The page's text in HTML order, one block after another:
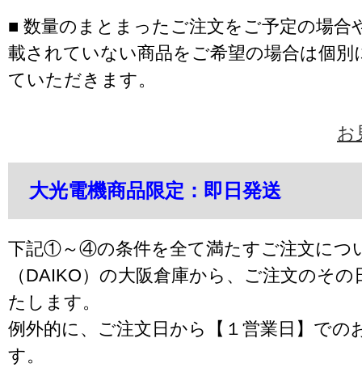
■ 数量のまとまったご注文をご予定の場合
載されていない商品をご希望の場合は個別
ていただきます。
お
大光電機商品限定：即日発送
下記①～④の条件を全て満たすご注文につ
（DAIKO）の大阪倉庫から、ご注文のそ
たします。
例外的に、ご注文日から【１営業日】での
す。